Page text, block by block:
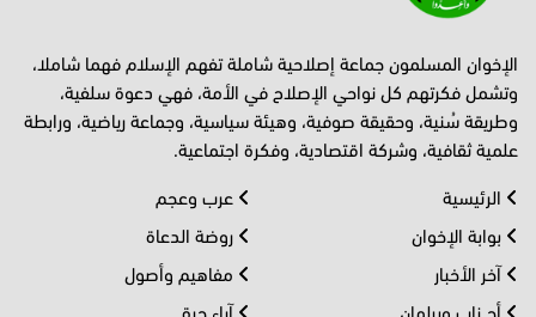
الإخوان المسلمون جماعة إصلاحية شاملة تفهم الإسلام فهما شاملا،
وتشمل فكرتهم كل نواحي الإصلاح في الأمة، فهي دعوة سلفية،
وطريقة سُنية، وحقيقة صوفية، وهيئة سياسية، وجماعة رياضية، ورابطة
علمية ثقافية، وشركة اقتصادية، وفكرة اجتماعية.
الرئيسية
بوابة الإخوان
آخر الأخبار
أحــزاب وبرلمان
عرب وعجم
روضة الدعاة
مفاهيم وأصول
آراء حرة